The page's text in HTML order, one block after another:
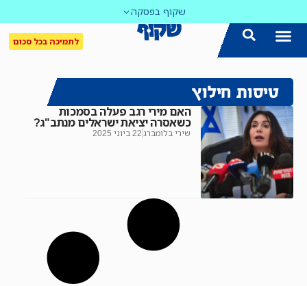
שקוף בפסקה
לתמיכה בכל סכום
טיסות חילוץ
האם מירי רגב פעלה בסמכות
כשאסרה יציאת ישראלים מנתב"ג?
שירי בלומברג22 ביוני 2025